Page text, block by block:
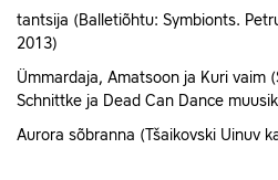
tantsija (Balletiõhtu: Symbionts.
2013)
Ümmardaja, Amatsoon ja Kuri vaim
Schnittke ja Dead Can Dance
Aurora sõbranna (Tšaikovski Uinuv